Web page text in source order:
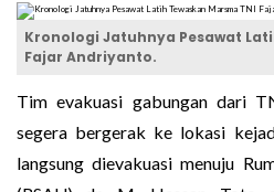
Kronologi Jatuhnya Pesawat
Fajar Andriyanto.
Tim evakuasi gabungan dari
segera bergerak ke lokasi
langsung dievakuasi menuju